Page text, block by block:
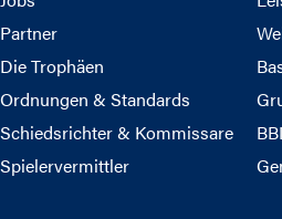
Partner
Die Trophäen
Ordnungen & Standards
Schiedsrichter & Kommissare
Spielervermittler